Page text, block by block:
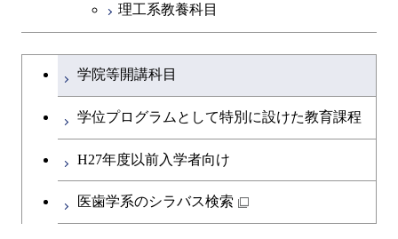
理工系教養科目
学士課程を切り替える
学院等開講科目
学位プログラムとして特別に設けた教育課程
H27年度以前入学者向け
医歯学系のシラバス検索